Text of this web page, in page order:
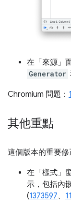
在「來源」
Generator
Chromium 問題：
其他重點
這個版本的重要修
在「樣式」
示，包括內
(1373597、